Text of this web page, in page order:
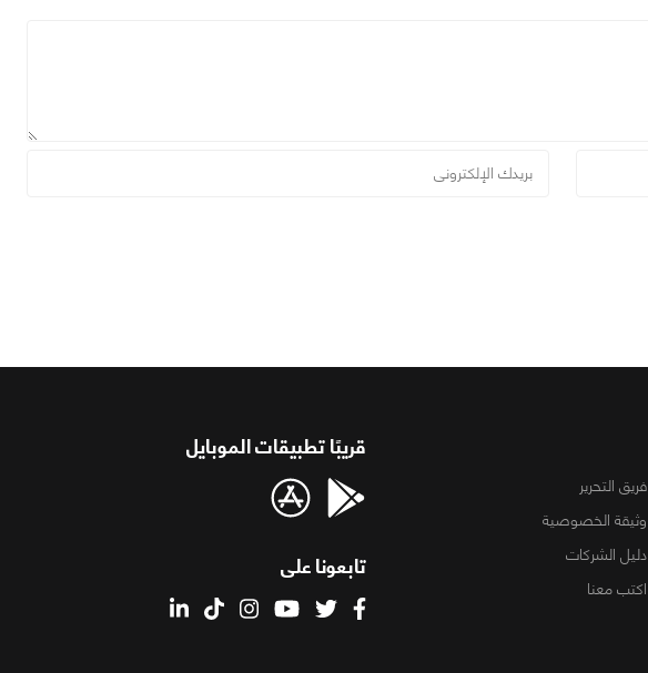
فريق التحرير
وثيقة الخصوصية
دليل الشركات
اكتب معنا
قريبًا تطبيقات الموبايل
تابعونا على